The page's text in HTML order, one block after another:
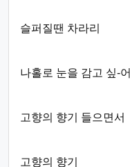
슬퍼질땐 차라리
나홀로 눈을 감고 싶-어
고향의 향기 들으면서
고향의 향기